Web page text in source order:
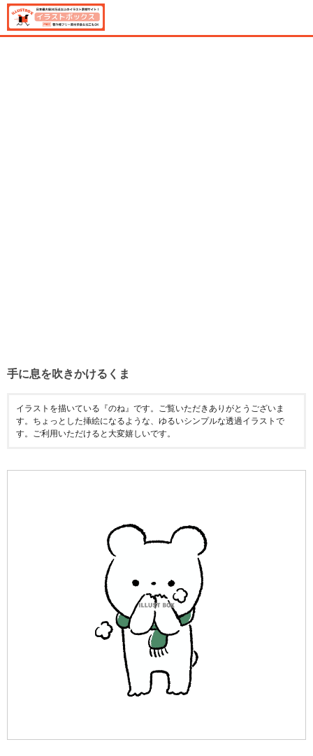
手に息を吹きかけるくま
イラストを描いている『のね』です。ご覧いただきありがとうございま
す。ちょっとした挿絵になるような、ゆるいシンプルな透過イラストで
す。ご利用いただけると大変嬉しいです。